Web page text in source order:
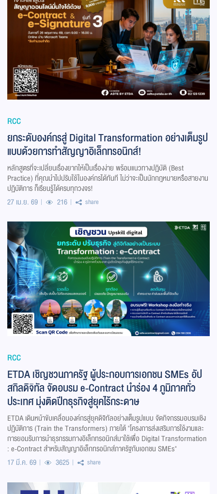
RCC
ยกระดับองค์กรสู่ Digital Transformation อย่างเต็มรูป
แบบด้วยการทำสัญญาอิเล็กทรอนิกส์!
หลักสูตรที่จะเปลี่ยนเรื่องยากให้เป็นเรื่องง่าย พร้อมแนวทางปฏิบัติ (Best
Practice) ที่คุณนำไปปรับใช้ในองค์กรได้ทันที ไม่ว่าจะเป็นนักกฎหมายหรือสายงาน
ปฏิบัติการ ก็เรียนรู้ได้ครบทุกวงจร!
27 เม.ย. 69
216 share
RCC
ETDA เชิญชวนภาครัฐ ผู้ประกอบการเอกชน SMEs อัป
สกิลดิจิทัล จัดอบรม e-Contract นำร่อง 4 ภูมิภาคทั่ว
ประเทศ มุ่งติดปีกธุรกิจสู่ยุคไร้กระดาษ
ETDA เดินหน้าขับเคลื่อนองค์กรสู่ยุคดิจิทัลอย่างเต็มรูปแบบ จัดกิจกรรมอบรมเชิง
ปฏิบัติการ (Train the Transformers) ภายใต้ "โครงการส่งเสริมการใช้งานและ
การยอมรับการนำธุรกรรมทางอิเล็กทรอนิกส์มาใช้เพื่อ Digital Transformation
: e-Contract สำหรับสัญญาอิเล็กทรอนิกส์ภาครัฐกับเอกชน SMEs"
17 มี.ค. 69
3625 share